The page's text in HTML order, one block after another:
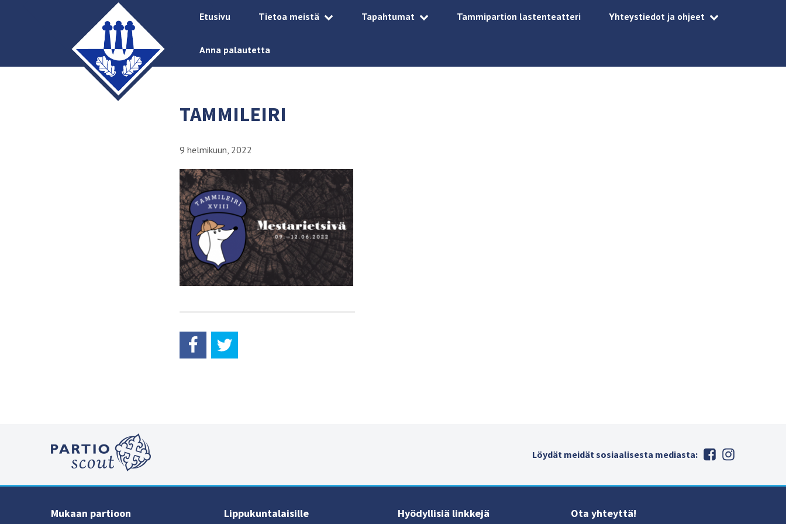
Etusivu Tietoa meistä Tapahtumat Tammipartion lastenteatteri Yhteystiedot ja ohjeet
Anna palautetta
TAMMILEIRI
9 helmikuun, 2022
Löydät meidät sosiaalisesta mediasta:
Mukaan partioon Lippukuntalaisille Hyödyllisiä linkkejä Ota yhteyttä!